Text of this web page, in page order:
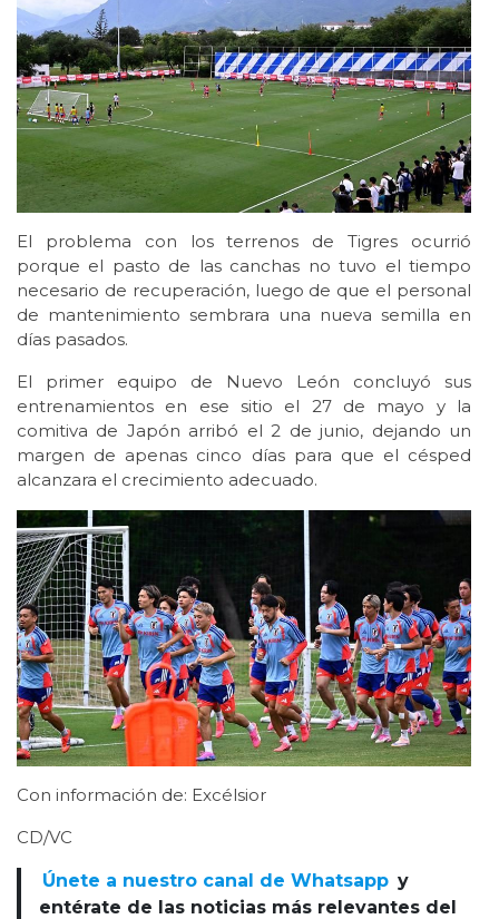
El problema con los terrenos de Tigres ocurrió
porque el pasto de las canchas no tuvo el tiempo
necesario de recuperación, luego de que el personal
de mantenimiento sembrara una nueva semilla en
días pasados.
El primer equipo de Nuevo León concluyó sus
entrenamientos en ese sitio el 27 de mayo y la
comitiva de Japón arribó el 2 de junio, dejando un
margen de apenas cinco días para que el césped
alcanzara el crecimiento adecuado.
Con información de: Excélsior
CD/VC
Únete a nuestro canal de Whatsapp y
entérate de las noticias más relevantes del